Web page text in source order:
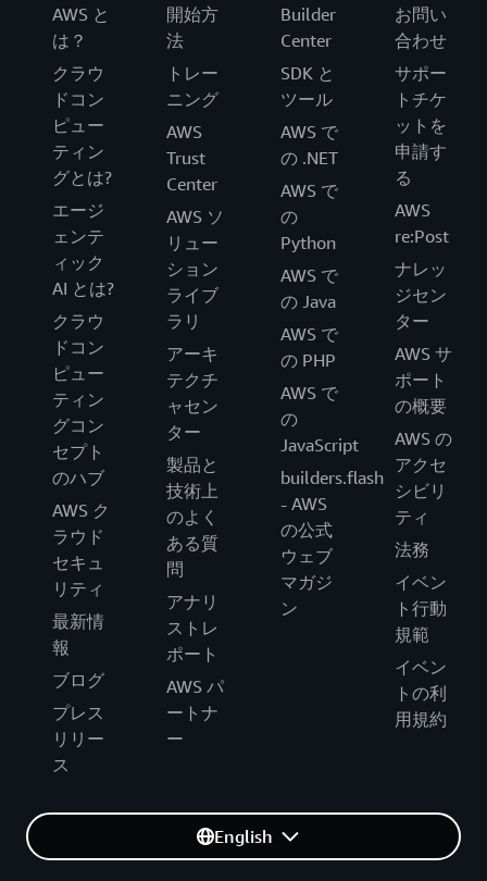
AWS と
は？
クラウ
ドコン
ピュー
ティン
グとは?
エージ
ェンテ
ィック
AI とは?
クラウ
ドコン
ピュー
ティン
グコン
セプト
のハブ
AWS ク
ラウド
セキュ
リティ
最新情
報
ブログ
プレス
リリー
ス
開始方
法
トレー
ニング
AWS
Trust
Center
AWS ソ
リュー
ション
ライブ
ラリ
アーキ
テクチ
ャセン
ター
製品と
技術上
のよく
ある質
問
アナリ
ストレ
ポート
AWS パ
ートナ
ー
Builder
Center
SDK と
ツール
AWS で
の .NET
AWS で
の
Python
AWS で
の Java
AWS で
の PHP
AWS で
の
JavaScript
builders.flash
- AWS
の公式
ウェブ
マガジ
ン
お問い
合わせ
サポー
トチケ
ットを
申請す
る
AWS
re:Post
ナレッ
ジセン
ター
AWS サ
ポート
の概要
AWS の
アクセ
シビリ
ティ
法務
イベン
ト行動
規範
イベン
トの利
用規約
English